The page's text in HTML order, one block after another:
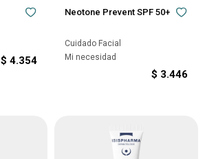
$ 4.354
Neotone Prevent SPF 50+
Cuidado Facial
Mi necesidad
$ 3.446